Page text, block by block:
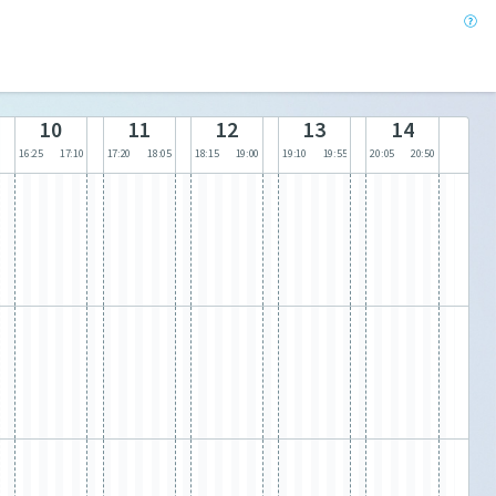
10
16:25 17:10
11
17:20 18:05
12
18:15 19:00
13
19:10 19:55
14
20:05 20:50